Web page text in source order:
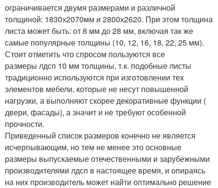
ограничивается двумя размерами и различной
толщиной: 1830х2070мм и 2800х2620. При этом толщина
листа может быть: от 8 мм до 28 мм, включая так же
самые популярные толщины (10, 12, 16, 18, 22, 25 мм).
Стоит отметить что спросом пользуются все
размеры лдсп 10 мм толщины, т.к. подобные листы
традиционно используются при изготовлении тех
элементов мебели, которые не несут повышенной
нагрузки, а выполняют скорее декоративные функции (
двери, фасады), а значит и не требуют особенной
прочности.
Приведенный список размеров конечно не является
исчерпывающим, но тем не менее это основные
размеры выпускаемые отечественными и зарубежными
производителями лдсп в настоящее время, и опираясь
на них производитель может найти оптимально решение